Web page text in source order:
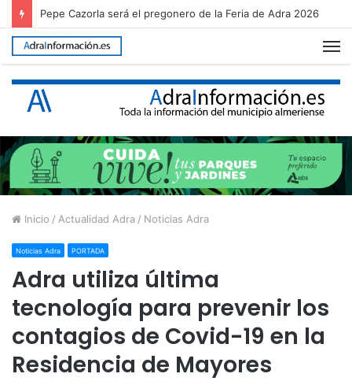
Pepe Cazorla será el pregonero de la Feria de Adra 2026
Inicio / Actualidad Adra / Noticias Adra
Noticias Adra PORTADA
Adra utiliza última
tecnología para prevenir los
contagios de Covid-19 en la
Residencia de Mayores